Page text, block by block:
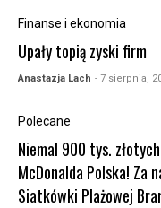
Finanse i ekonomia
Upały topią zyski firm
Anastazja Lach - 7 sierpnia,
Polecane
Niemal 900 tys.
McDonalda Polska! Za
Siatkówki Plażowej